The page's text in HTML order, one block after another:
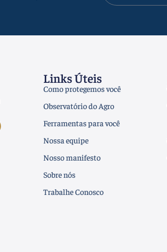
Links Úteis
Como protegemos você
Observatório do Agro
Ferramentas para você
Nossa equipe
Nosso manifesto
Sobre nós
Trabalhe Conosco